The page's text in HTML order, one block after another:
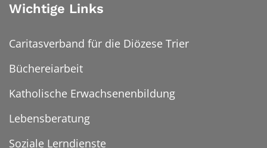
Wichtige Links
Caritasverband für die Diözese Trier
Büchereiarbeit
Katholische Erwachsenenbildung
Lebensberatung
Soziale Lerndienste